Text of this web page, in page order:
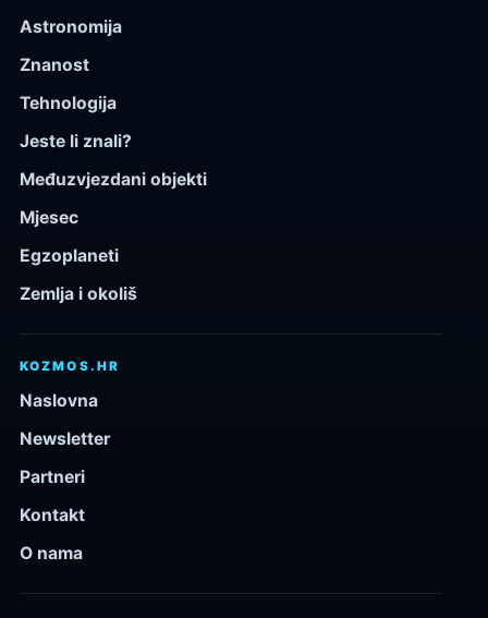
Astronomija
Znanost
Tehnologija
Jeste li znali?
Međuzvjezdani objekti
Mjesec
Egzoplaneti
Zemlja i okoliš
KOZMOS.HR
Naslovna
Newsletter
Partneri
Kontakt
O nama